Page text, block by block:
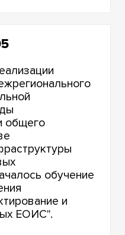
общего
обучение
и
ЕОИС".